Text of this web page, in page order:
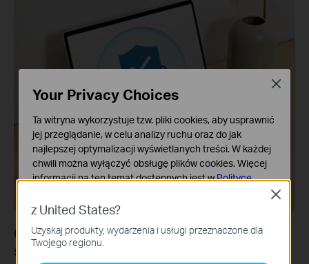
Ochrona przed atakami na dane
świadczona przez AWS
z United States?
Uzyskaj produkty, wydarzenia i usługi przeznaczone dla
Twojego regionu.
Close
Your Privacy Choices
Ta witryna wykorzystuje tzw. pliki cookies, aby usprawnić
jej przeglądanie, w celu analizy ruchu oraz do jak
najlepszej optymalizacji wyświetlanych treści. W każdej
chwili można wyłączyć obsługę plików cookies. Więcej
informacji na ten temat dostępnych jest wPolityce
Podstawowe Cookies
Te pliki cookies niezbędne są do poprawnego działania
witryny i nie moga zostać wyłączone.
Close